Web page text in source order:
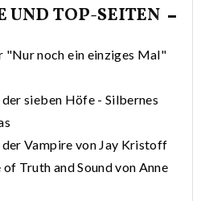
UND TOP-SEITEN
noch ein einziges Mal"
sieben Höfe - Silbernes
der Vampire von Jay Kristoff
Truth and Sound von Anne